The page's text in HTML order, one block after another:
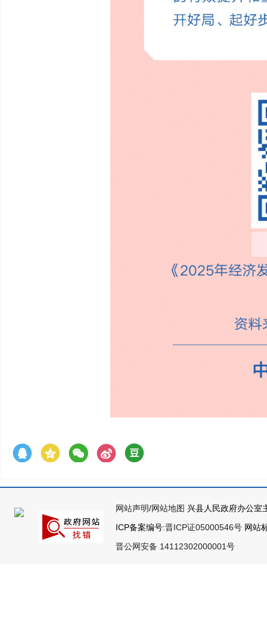
网站声明/网站地图 兴县人民政府办公室
ICP备案编号:晋ICP证05000546号 网站
晋公网安备 14112302000001号